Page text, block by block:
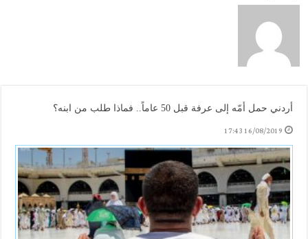
أردني حمل أمّه إلى عرفة قبل 50 عاماً.. فماذا طلب من ابنه؟
16/08/2019 17:43